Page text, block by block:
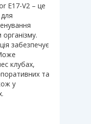
E17-V2 – це
забезпечує
клубах,
та
у